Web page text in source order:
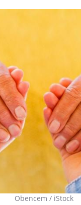
Obencem / iStock